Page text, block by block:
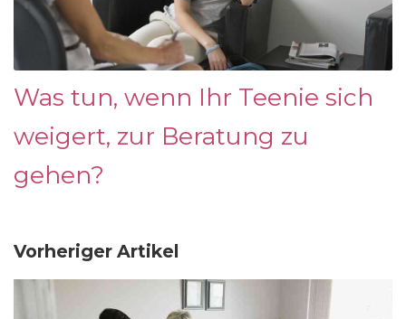
Was tun, wenn Ihr Teenie sich
weigert, zur Beratung zu
gehen?
Vorheriger Artikel